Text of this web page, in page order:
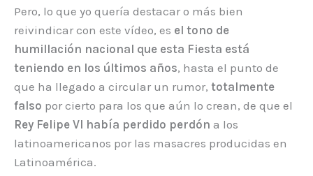
Pero, lo que yo quería destacar o más bien
reivindicar con este vídeo, es el tono de
humillación nacional que esta Fiesta está
teniendo en los últimos años, hasta el punto de
que ha llegado a circular un rumor, totalmente
falso por cierto para los que aún lo crean, de que el
Rey Felipe VI había perdido perdón a los
latinoamericanos por las masacres producidas en
Latinoamérica.